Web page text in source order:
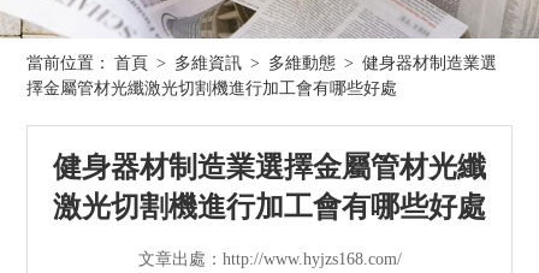
首頁
光纖激光切割機
管材激光切割機
激光焊接清洗機
當前位置： 首頁 > 多維資訊 > 多維動態 > 健身器材制造業選
擇金屬管材光纖激光切割機進行加工會有哪些好處
健身器材制造業選擇金屬管材光纖
激光切割機進行加工會有哪些好處
文章出處：http://www.hyjzs168.com/